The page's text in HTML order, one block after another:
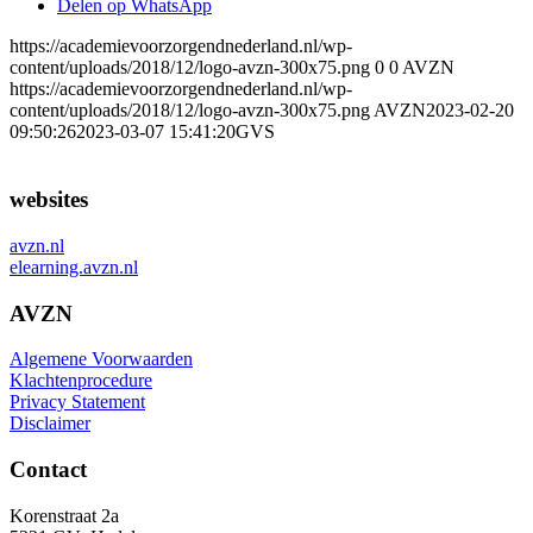
Delen op WhatsApp
https://academievoorzorgendnederland.nl/wp-
content/uploads/2018/12/logo-avzn-300x75.png 0 0AVZN
https://academievoorzorgendnederland.nl/wp-
content/uploads/2018/12/logo-avzn-300x75.pngAVZN2023-02-20
09:50:262023-03-07 15:41:20GVS
websites
avzn.nl
elearning.avzn.nl
AVZN
Algemene Voorwaarden
Klachtenprocedure
Privacy Statement
Disclaimer
Contact
Korenstraat 2a